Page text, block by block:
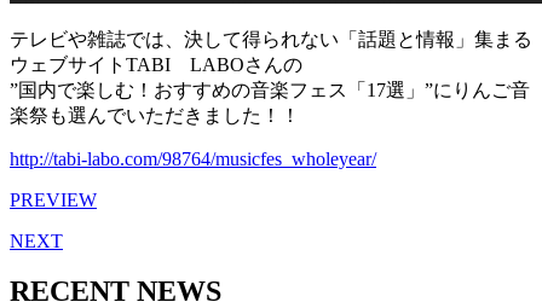
テレビや雑誌では、決して得られない「話題と情報」集まる
ウェブサイトTABI LABOさんの
”国内で楽しむ！おすすめの音楽フェス「17選」”にりんご音
楽祭も選んでいただきました！！
http://tabi-labo.com/98764/musicfes_wholeyear/
PREVIEW
NEXT
RECENT NEWS